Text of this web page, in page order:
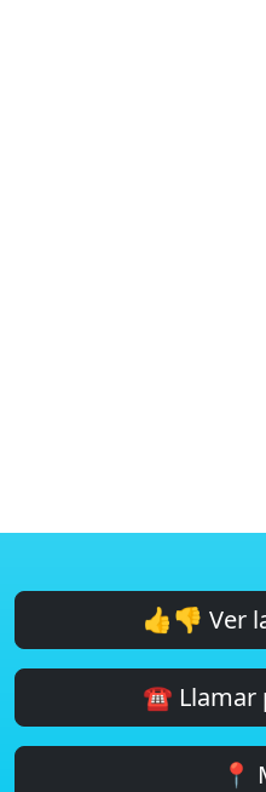
👍👎 Ver
☎️ Llamar
📍